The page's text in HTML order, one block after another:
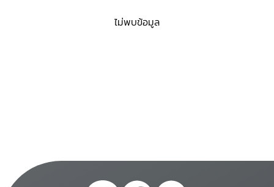
ไม่พบข้อมูล